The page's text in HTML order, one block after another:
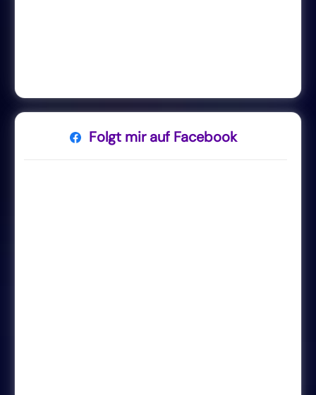
Folgt mir auf Facebook